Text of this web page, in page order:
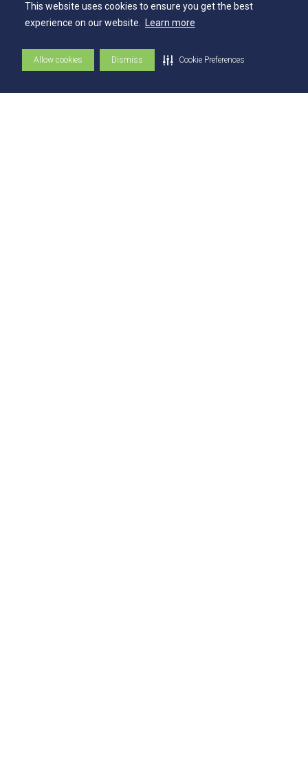
This website uses cookies to ensure you get the best
experience on our website. Learn more
Allow cookies Dismiss Cookie Preferences
Flickr - AEE
Biblioteca